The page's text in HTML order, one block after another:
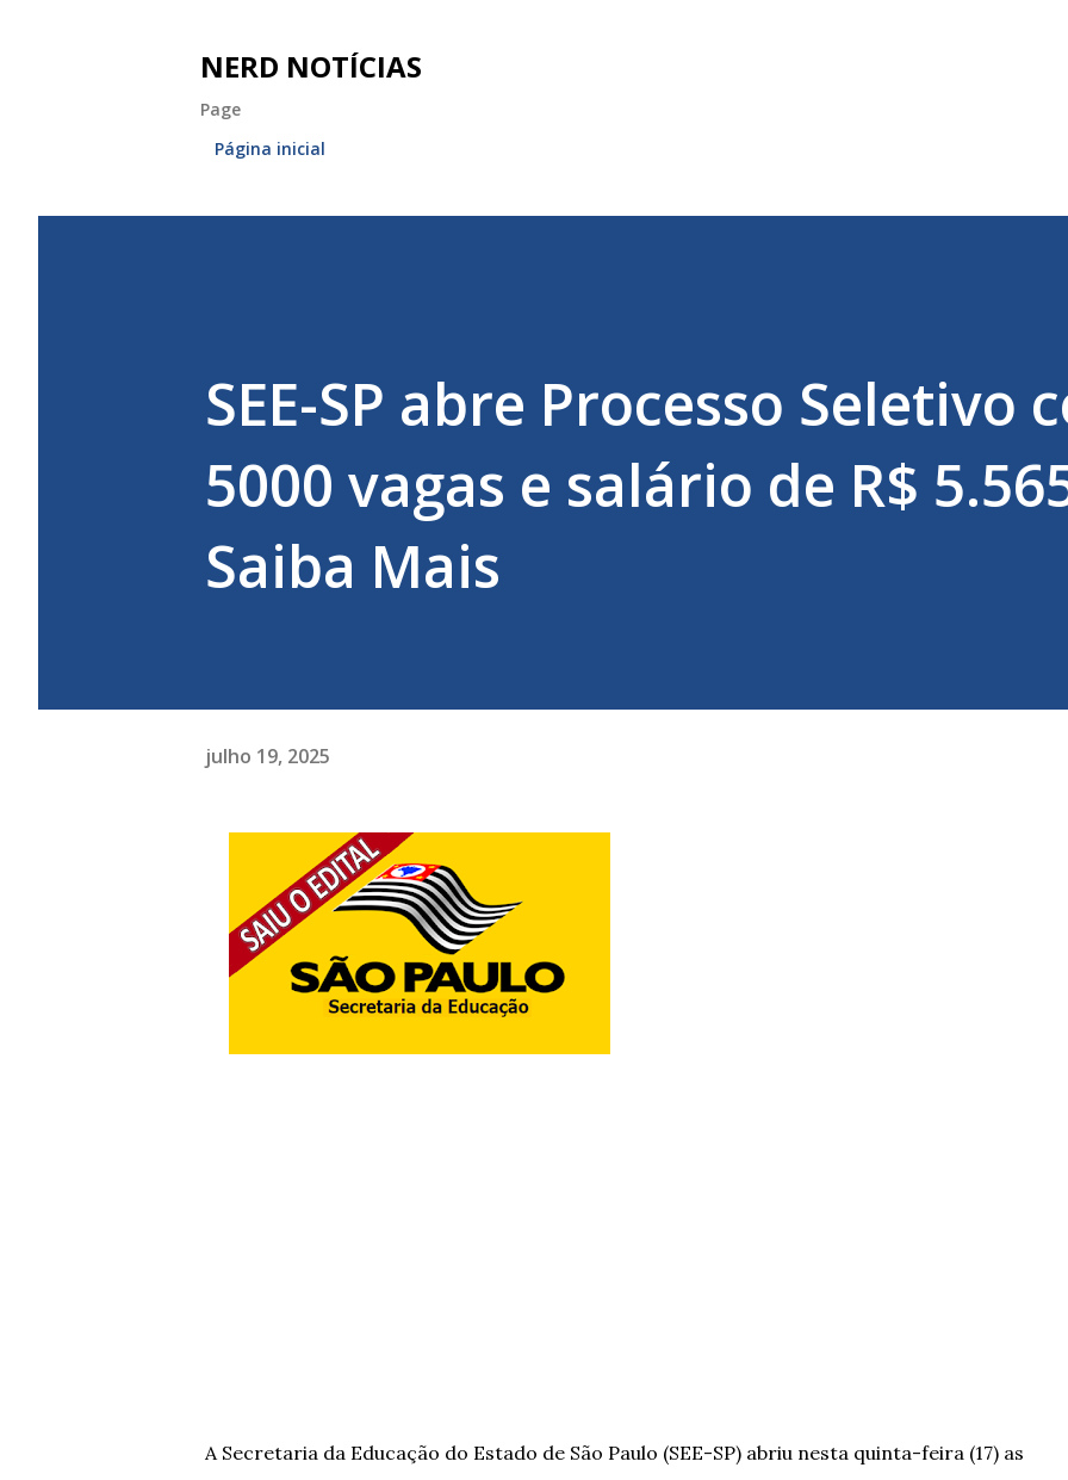
NERD NOTÍCIAS
Page
Página inicial
SEE-SP abre Processo Seletivo
5000 vagas e salário de R$
Saiba Mais
julho 19, 2025
A Secretaria da Educação do Estado de São Paulo (SEE-SP) abriu nesta quinta-feira (17) as